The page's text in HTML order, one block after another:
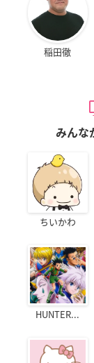
稲田徹
みんな
ちいかわ
HUNTER...